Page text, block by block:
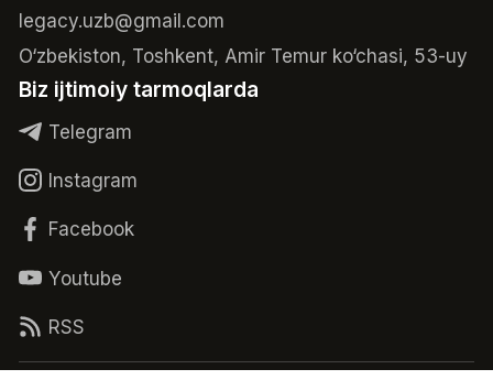
legacy.uzb@gmail.com
O‘zbekiston, Toshkent, Amir Temur ko‘chasi, 53-uy
Biz ijtimoiy tarmoqlarda
Telegram
Instagram
Facebook
Youtube
RSS